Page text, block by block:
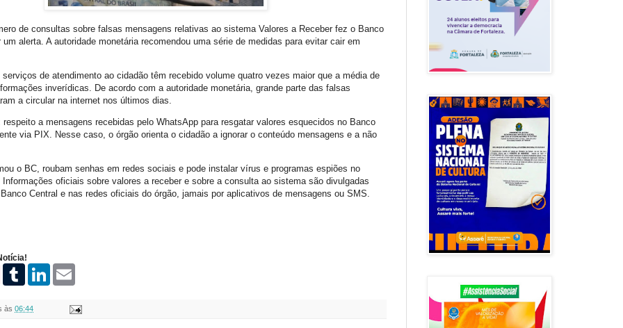
de consultas sobre falsas mensagens relativas ao sistema Valores a Receber fez o Banco
alerta. A autoridade monetária recomendou uma série de medidas para evitar cair em
de atendimento ao cidadão têm recebido volume quatro vezes maior que a média de
inverídicas. De acordo com a autoridade monetária, grande parte das falsas
a circular na internet nos últimos dias.
respeito a mensagens recebidas pelo WhatsApp para resgatar valores esquecidos no Banco
via PIX. Nesse caso, o órgão orienta o cidadão a ignorar o conteúdo mensagens e a não
o BC, roubam senhas em redes sociais e pode instalar vírus e programas espiões no
oficiais sobre valores a receber e sobre a consulta ao sistema são divulgadas
Central e nas redes oficiais do órgão, jamais por aplicativos de mensagens ou SMS.
e
l
l
às 06:44